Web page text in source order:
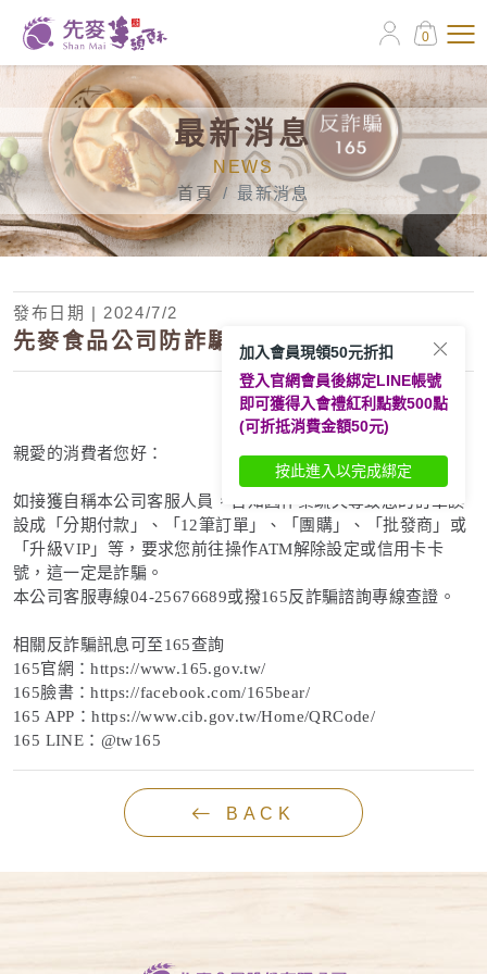
0
最新消息
NEWS
首頁
最新消息
先麥食品公司防詐騙宣導
發布日期 | 2024/7/2
親愛的消費者您好：
如接獲自稱本公司客服人員，告知因作業疏失導致您的訂單誤
設成「分期付款」、「12筆訂單」、「團購」、「批發商」或
「升級VIP」等，要求您前往操作ATM解除設定或信用卡卡
號，這一定是詐騙。
本公司客服專線04-25676689或撥165反詐騙諮詢專線查證。
相關反詐騙訊息可至165查詢
165官網：https://www.165.gov.tw/
165臉書：https://facebook.com/165bear/
165 APP：https://www.cib.gov.tw/Home/QRCode/
165 LINE：@tw165
BACK
加入會員現領50元折扣
登入官網會員後綁定LINE帳號
即可獲得入會禮紅利點數500點
(可折抵消費金額50元)
按此進入以完成綁定